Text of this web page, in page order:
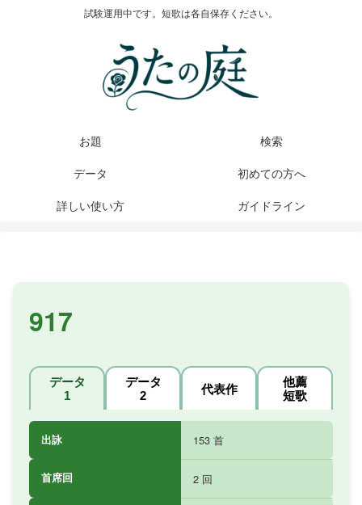
試験運用中です。短歌は各自保存ください。
お題 検索
データ 初めての方へ
詳しい使い方 ガイドライン
917
データ
1
データ
2
代表作
他薦
短歌
出詠 153 首
首席回 2 回